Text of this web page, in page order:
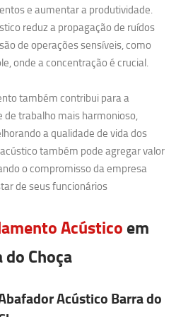
e aumentar a produtividade.
reduz a propagação de ruídos
de operações sensíveis, como
onde a concentração é crucial.
também contribui para a
trabalho mais harmonioso,
a qualidade de vida dos
também pode agregar valor
o compromisso da empresa
de seus funcionários
Acústico em
do Choça
Acústico Barra do